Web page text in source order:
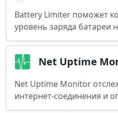
Battery Limiter поможет
уровень заряда батареи
Net Uptime
Net Uptime Monitor
интернет-соединения и